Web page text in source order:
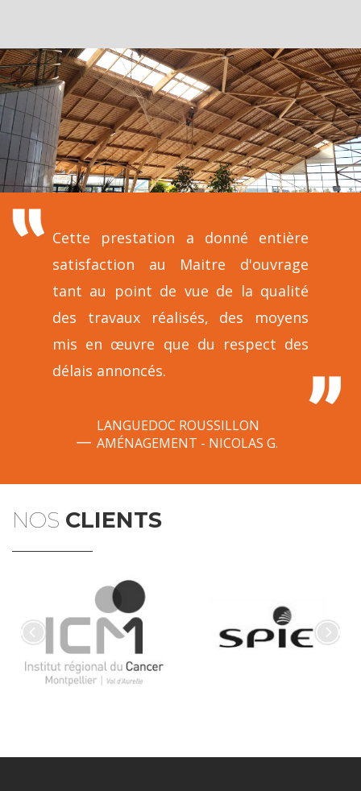
Cette prestation a donné entière
satisfaction au Maitre d'ouvrage
tant au point de vue de la qualité
des travaux réalisés, des moyens
mis en œuvre que du respect des
délais annoncés.
LANGUEDOC ROUSSILLON
AMÉNAGEMENT - NICOLAS G.
NOS CLIENTS